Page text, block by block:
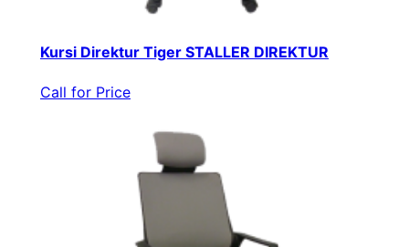
Kursi Direktur Tiger STALLER DIREKTUR
Call for Price